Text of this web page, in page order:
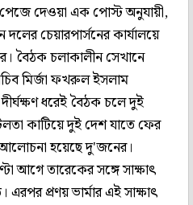
দেওয়া এক পোস্ট অনুযায়ী,
চেয়ারপার্সনের কার্যালয়ে
বৈঠক চলাকালীন সেখানে
মির্জা ফখরুল ইসলাম
ধরেই বৈঠক চলে দুই
কাটিয়ে দুই দেশ যাতে ফের
আলোচনা হয়েছে দু'জনের।
আগে তারেকের সঙ্গে সাক্ষাৎ
এরপর প্রণয় ভার্মার এই সাক্ষাৎ